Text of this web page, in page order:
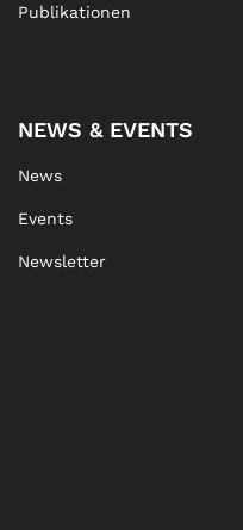
Publikationen
NEWS & EVENTS
News
Events
Newsletter